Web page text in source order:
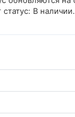
В наличии.